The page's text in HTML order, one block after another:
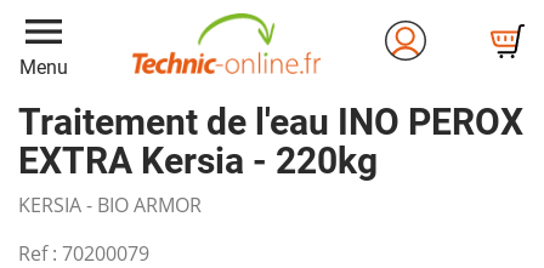
menu
Menu
Traitement de l'eau INO PEROX
EXTRA Kersia - 220kg
KERSIA - BIO ARMOR
Ref : 70200079